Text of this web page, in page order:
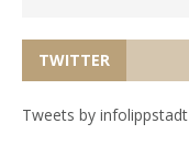
TWITTER
Tweets by infolippstadt